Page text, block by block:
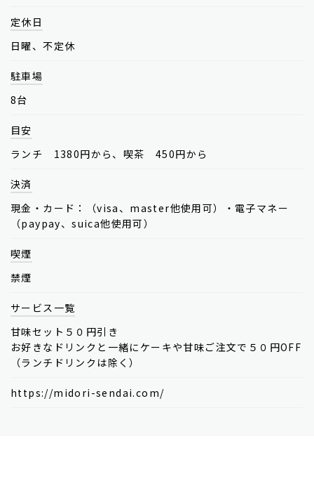
定休日
日曜、不定休
駐車場
8台
目安
ランチ 1380円から、喫茶 450円から
決済
現金・カード：（visa、master他使用可）・電子マネー
（paypay、suica他使用可）
喫煙
禁煙
サービス一覧
甘味セット５０円引き
お好きなドリンクと一緒にケーキや甘味ご注文で５０円OFF
（ランチドリンクは除く）
https://midori-sendai.com/